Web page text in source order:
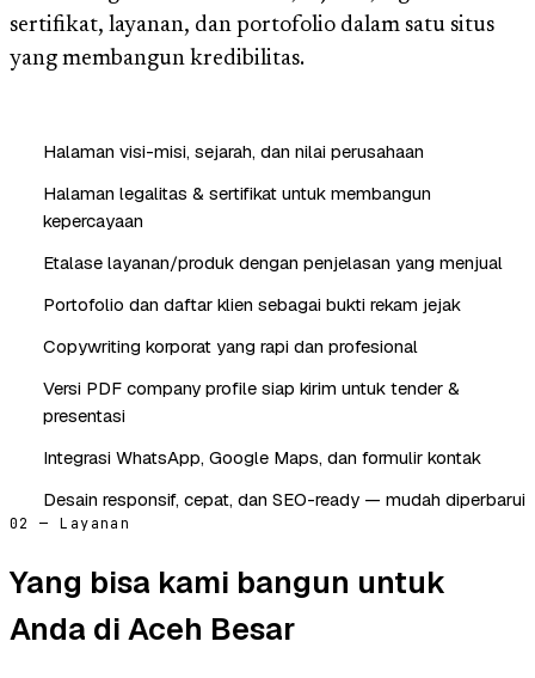
sertifikat, layanan, dan portofolio dalam satu situs
yang membangun kredibilitas.
Halaman visi-misi, sejarah, dan nilai perusahaan
Halaman legalitas & sertifikat untuk membangun
kepercayaan
Etalase layanan/produk dengan penjelasan yang menjual
Portofolio dan daftar klien sebagai bukti rekam jejak
Copywriting korporat yang rapi dan profesional
Versi PDF company profile siap kirim untuk tender &
presentasi
Integrasi WhatsApp, Google Maps, dan formulir kontak
Desain responsif, cepat, dan SEO-ready — mudah diperbarui
02 — Layanan
Yang bisa kami bangun untuk
Anda di Aceh Besar